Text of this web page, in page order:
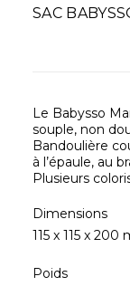
SAC
Le Babysso
souple, non
Bandoulière
à l’épaule, au
Plusieurs
Dimensions
115 x 115 x 200
Poids